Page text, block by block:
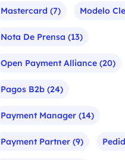
Mastercard (7) Modelo
Nota De Prensa (13)
Open Payment Alliance(20)
Pagos B2b(24)
Payment Manager(14)
Payment Partner(9)